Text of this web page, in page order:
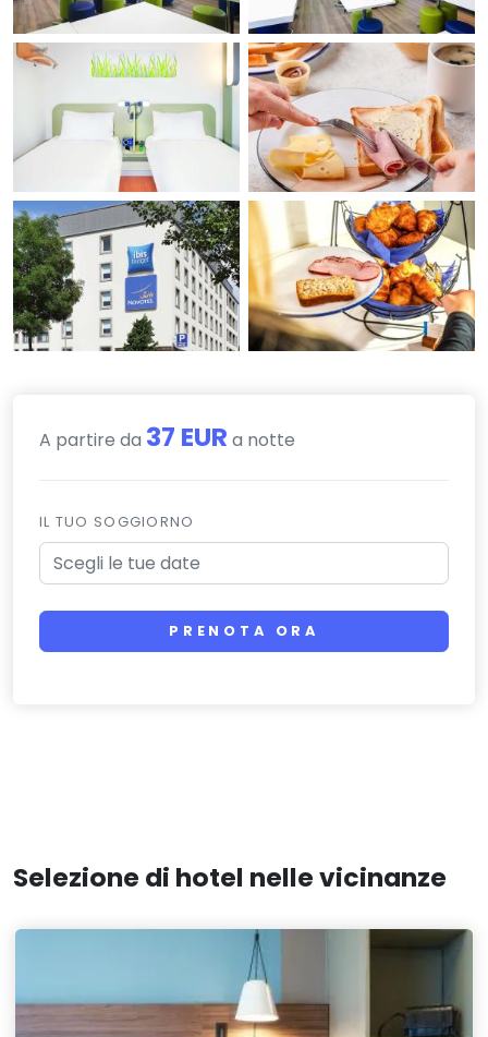
A partire da 37 EUR a notte
IL TUO SOGGIORNO
PRENOTA ORA
Selezione di hotel nelle vicinanze